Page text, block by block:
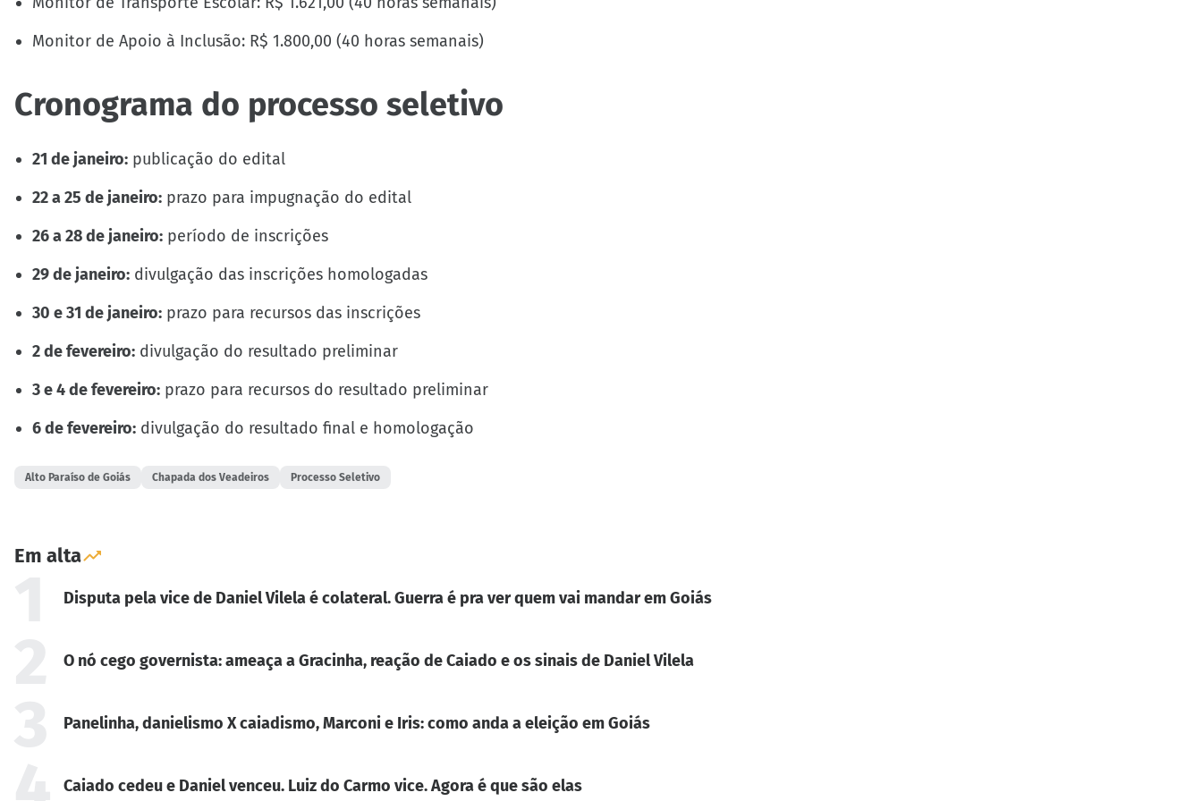
Monitor de Apoio à Inclusão: R$ 1.800,00 (40 horas semanais)
Cronograma do processo seletivo
21 de janeiro: publicação do edital
22 a 25 de janeiro: prazo para impugnação do edital
26 a 28 de janeiro: período de inscrições
29 de janeiro: divulgação das inscrições homologadas
30 e 31 de janeiro: prazo para recursos das inscrições
2 de fevereiro: divulgação do resultado preliminar
3 e 4 de fevereiro: prazo para recursos do resultado preliminar
6 de fevereiro: divulgação do resultado final e homologação
Alto Paraíso de Goiás Chapada dos Veadeiros Processo Seletivo
Em alta
Disputa pela vice de Daniel Vilela é colateral. Guerra é pra ver quem vai mandar em Goiás
O nó cego governista: ameaça a Gracinha, reação de Caiado e os sinais de Daniel Vilela
Panelinha, danielismo X caiadismo, Marconi e Iris: como anda a eleição em Goiás
Caiado cedeu e Daniel venceu. Luiz do Carmo vice. Agora é que são elas